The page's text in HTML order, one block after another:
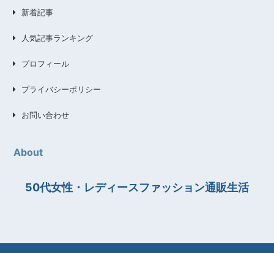
新着記事
人気記事ランキング
プロフィール
プライバシーポリシー
お問い合わせ
About
50代女性・レディースファッション通販生活